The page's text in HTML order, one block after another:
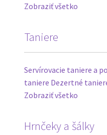
Zobraziť všetko
Taniere
Servírovacie taniere a
taniere Dezertné
Zobraziť všetko
Hrnčeky a šálky